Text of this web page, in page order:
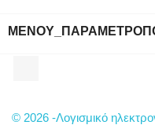
© 2026 -Λογισμικό